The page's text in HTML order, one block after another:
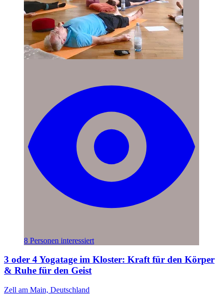
8 Personen interessiert
3 oder 4 Yogatage im Kloster: Kraft für den Körper
& Ruhe für den Geist
Zell am Main, Deutschland